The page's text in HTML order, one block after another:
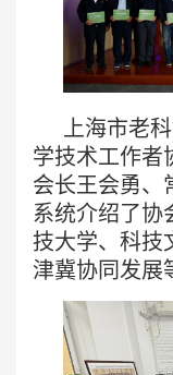
上海市老
学技术工作者
会长王会勇、
系统介绍了协
技大学、科技
津冀协同发展